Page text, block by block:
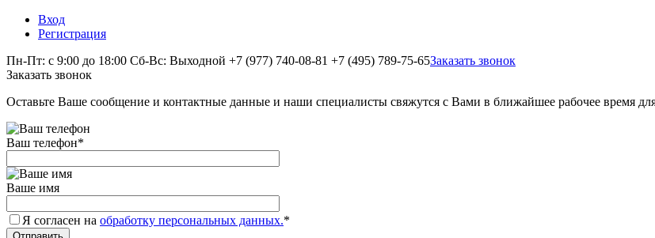
Вход
Регистрация
Пн-Пт: с 9:00 до 18:00 Сб-Вс: Выходной +7 (977) 740-08-81 +7 (495) 789-75-65Заказать звонок
Заказать звонок
Оставьте Ваше сообщение и контактные данные и наши специалисты свяжутся с Вами в ближайшее рабочее время
Ваш телефон*
Ваше имя
Я согласен на обработку персональных данных.*